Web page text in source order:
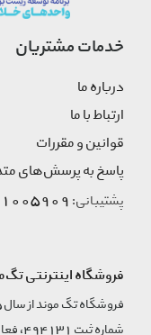
خدمات مشتریان
درباره ما
ارتباط با ما
قوانین و مقررات
پاسخ به پرسش‌های
پشتیبانی: 021
فروشگاه اینترنتی